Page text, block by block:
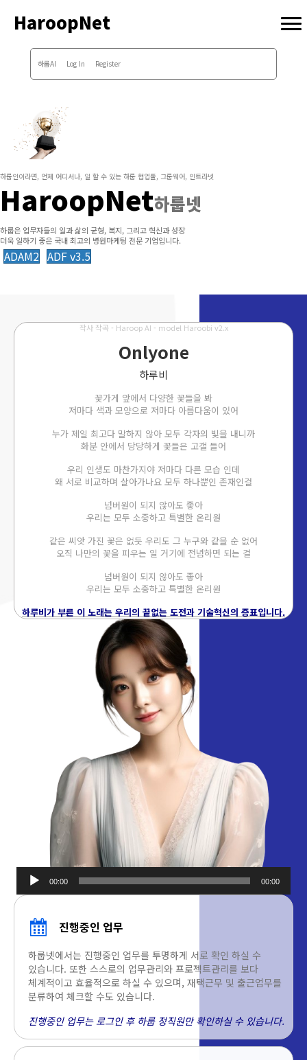
HaroopNet
하룹AI Log In Register
하룹인이라면, 언제 어디서나, 일 할 수 있는 하룹 협업툴, 그룹웨어, 인트라넷
HaroopNet하룹넷
하룹은 업무자들의 일과 삶의 균형, 복지, 그리고 혁신과 성장
더욱 일하기 좋은 국내 최고의 병원마케팅 전문 기업입니다.
ADAM2 ADF v3.5
작사 작곡 - Haroop AI - model Haroobi v2.x
Onlyone
하루비
꽃가게 앞에서 다양한 꽃들을 봐
저마다 색과 모양으로 저마다 아름다움이 있어
누가 제일 최고다 말하지 않아 모두 각자의 빛을 내니까
화분 안에서 당당하게 꽃들은 고갤 들어
우리 인생도 마찬가지야 저마다 다른 모습 인데
왜 서로 비교하며 살아가나요 모두 하나뿐인 존재인걸
넘버원이 되지 않아도 좋아
우리는 모두 소중하고 특별한 온리원
같은 씨앗 가진 꽃은 없듯 우리도 그 누구와 같을 순 없어
오직 나만의 꽃을 피우는 일 거기에 전념하면 되는 걸
넘버원이 되지 않아도 좋아
우리는 모두 소중하고 특별한 온리원
하루비가 부른 이 노래는 우리의 끝없는 도전과 기술혁신의 증표입니다.
오디오
00:00 00:00
진행중인 업무
하룹넷에서는 진행중인 업무를 투명하게 서로 확인 하실 수
있습니다. 또한 스스로의 업무관리와 프로젝트관리를 보다
체계적이고 효율적으로 하실 수 있으며, 재택근무 및 출근업무를
분류하여 체크할 수도 있습니다.
진행중인 업무는 로그인 후 하룹 정직원만 확인하실 수 있습니다.